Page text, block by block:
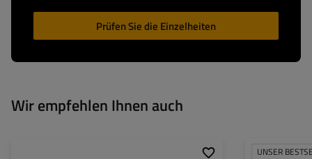
Prüfen Sie die Einzelheiten
Wir empfehlen Ihnen auch
UNSER